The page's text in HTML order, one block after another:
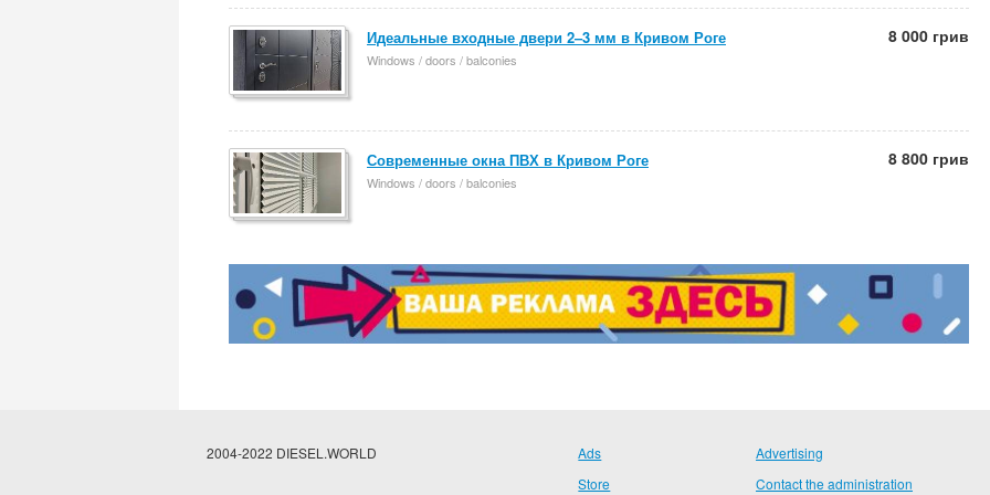
Идеальные входные двери 2–3 мм в Кривом Роге
Windows / doors / balconies
8 000 грив
Современные окна ПВХ в Кривом Роге
Windows / doors / balconies
8 800 грив
2004-2022 DIESEL.WORLD
Ads
Store
Advertising
Contact the administration